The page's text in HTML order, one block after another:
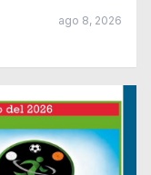
ago 8, 2026